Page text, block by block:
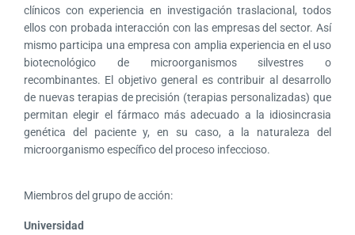
clínicos con experiencia en investigación traslacional, todos
ellos con probada interacción con las empresas del sector. Así
mismo participa una empresa con amplia experiencia en el uso
biotecnológico de microorganismos silvestres o
recombinantes. El objetivo general es contribuir al desarrollo
de nuevas terapias de precisión (terapias personalizadas) que
permitan elegir el fármaco más adecuado a la idiosincrasia
genética del paciente y, en su caso, a la naturaleza del
microorganismo específico del proceso infeccioso.
Miembros del grupo de acción:
Universidad